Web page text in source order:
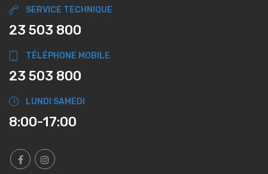
SERVICE TECHNIQUE
23 503 800
TÉLÉPHONE MOBILE
23 503 800
LUNDI SAMEDI
8:00-17:00